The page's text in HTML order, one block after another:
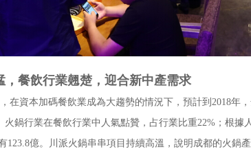
，餐飲行業翹楚，迎合新中產需求
資本加碼餐飲業成為大趨勢的情況下，預計到2018年
鍋行業在餐飲行業中人氣點贊，占行業比重22%；根據
123.8億。川派火鍋串串項目持續高溫，說明成都的火鍋